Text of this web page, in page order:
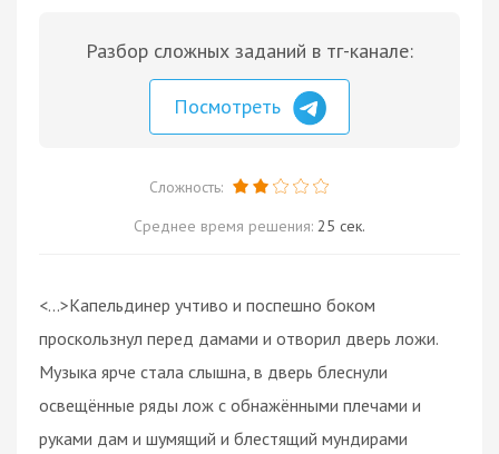
Разбор сложных заданий в тг-канале:
Посмотреть
Сложность:
Среднее время решения: 25 сек.
<…>Капельдинер учтиво и поспешно боком
проскользнул перед дамами и отворил дверь ложи.
Музыка ярче стала слышна, в дверь блеснули
освещённые ряды лож с обнажёнными плечами и
руками дам и шумящий и блестящий мундирами